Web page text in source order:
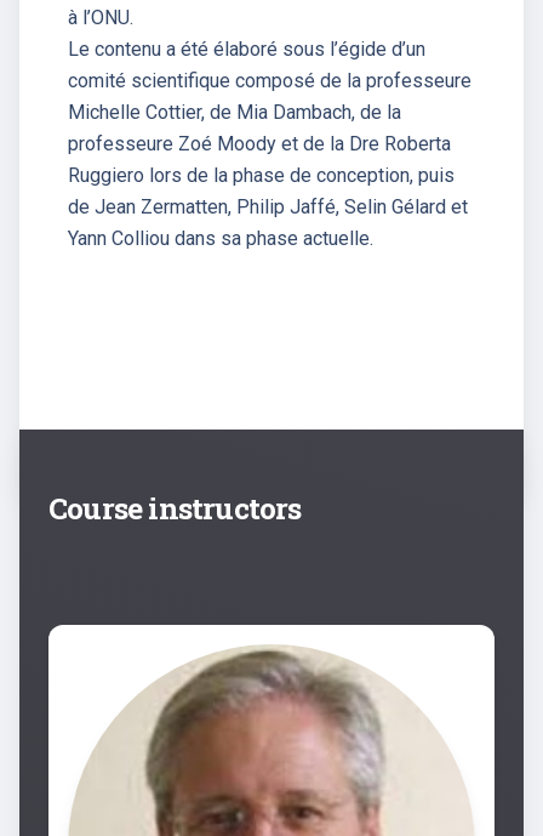
à l’ONU.
Le contenu a été élaboré sous l’égide d’un
comité scientifique composé de la professeure
Michelle Cottier, de Mia Dambach, de la
professeure Zoé Moody et de la Dre Roberta
Ruggiero lors de la phase de conception, puis
de Jean Zermatten, Philip Jaffé, Selin Gélard et
Yann Colliou dans sa phase actuelle.
Course instructors